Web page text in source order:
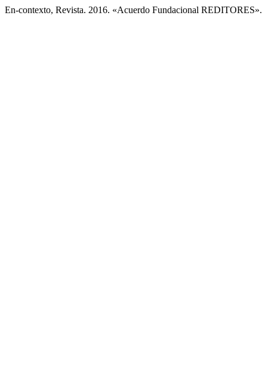
En-contexto, Revista. 2016. «Acuerdo Fundacional REDITORES».